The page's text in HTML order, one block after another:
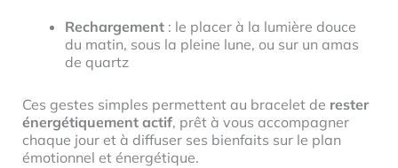
Rechargement : le placer à la lumière douce
du matin, sous la pleine lune, ou sur un amas
de quartz
Ces gestes simples permettent au bracelet de rester
énergétiquement actif, prêt à vous accompagner
chaque jour et à diffuser ses bienfaits sur le plan
émotionnel et énergétique.